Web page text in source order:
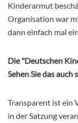
Kinderarmut
Organisation war
dann einfach mal
Die "Deutschen
Sehen Sie das auch
Transparent ist ein
in der Satzung